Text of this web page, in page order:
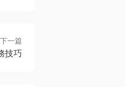
下一篇
技巧